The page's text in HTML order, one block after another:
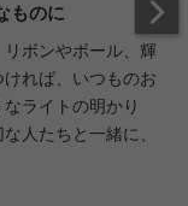
ものに
ボンやボール、輝
れば、いつものお
ライトの明かり
人たちと一緒に、